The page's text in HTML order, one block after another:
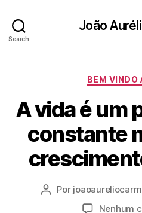
Search
João
BEM VINDO
A vida é um
constante
Autor
Por
Nenhum